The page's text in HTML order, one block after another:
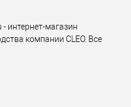
интернет-магазин
компании CLEO. Все